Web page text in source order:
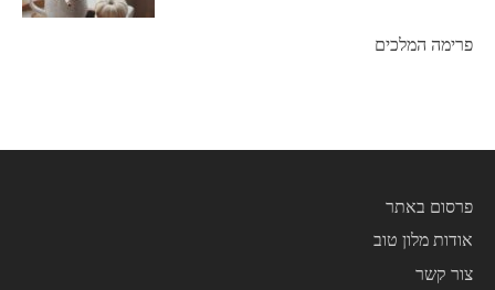
פרימה המלכים
פרסום באתר
אודות מלון טוב
צור קשר